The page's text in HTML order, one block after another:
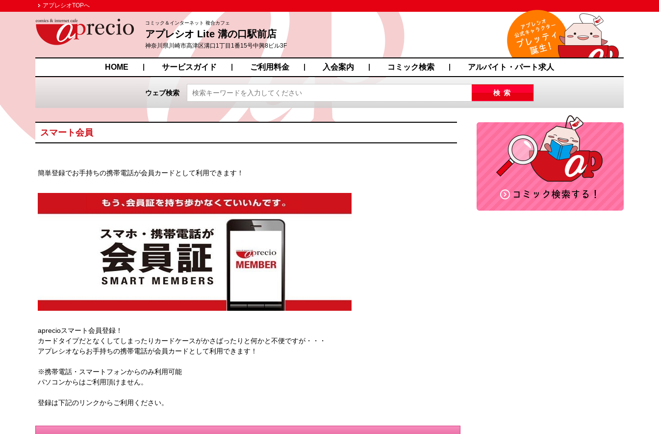
アプレシオTOPへ
コミック＆インターネット 複合カフェ
アプレシオ Lite 溝の口駅前店
神奈川県川崎市高津区溝口1丁目1番15号中興8ビル3F
HOME サービスガイド ご利用料金 入会案内 コミック検索 アルバイト・パート求人
ウェブ検索
スマート会員
簡単登録でお手持ちの携帯電話が会員カードとして利用できます！
aprecioスマート会員登録！
カードタイプだとなくしてしまったりカードケースがかさばったりと何かと不便ですが・・・
アプレシオならお手持ちの携帯電話が会員カードとして利用できます！
※携帯電話・スマートフォンからのみ利用可能
パソコンからはご利用頂けません。
登録は下記のリンクからご利用ください。